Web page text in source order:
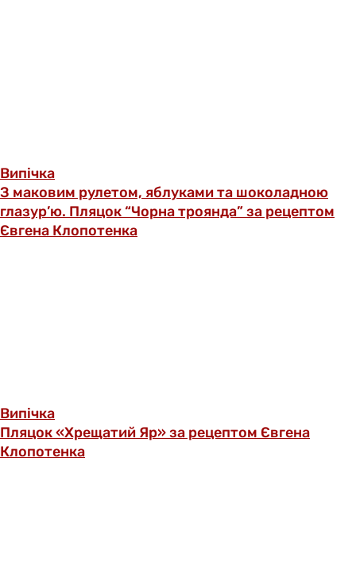
Випічка
З маковим рулетом, яблуками та шоколадною
глазур’ю. Пляцок “Чорна троянда” за рецептом
Євгена Клопотенка
Випічка
Пляцок «Хрещатий Яр» за рецептом Євгена
Клопотенка